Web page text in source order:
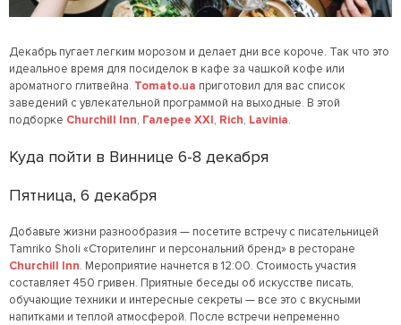
Декабрь пугает легким морозом и делает дни все короче. Так что это
идеальное время для посиделок в кафе за чашкой кофе или
ароматного глитвейна. Tomato.ua приготовил для вас список
заведений с увлекательной программой на выходные. В этой
подборке Churchill Inn, Галерее ХХI, Rich, Lavinia.
Куда пойти в Виннице 6-8 декабря
Пятница, 6 декабря
Добавьте жизни разнообразия — посетите встречу с писательницей
Tamriko Sholi «Сторителинг и персональний бренд» в ресторане
Churchill Inn. Мероприятие начнется в 12:00. Стоимость участия
составляет 450 гривен. Приятные беседы об искусстве писать,
обучающие техники и интересные секреты — все это с вкусными
напитками и теплой атмосферой. После встречи непременно